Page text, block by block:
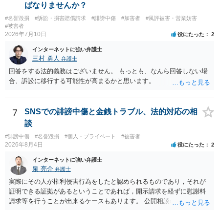
ばなりませんか？
#名誉毀損 #訴訟・損害賠償請求 #誹謗中傷 #加害者
#風評被害・営業妨害
#被害者
2026年7月10日 役にたった 2
インターネットに強い弁護士
三村 勇人 弁護士
回答をする法的義務はございません。 もっとも、なんら回答しない場
合、訴訟に移行する可能性が高まるかと思います。
7
SNSでの誹謗中傷と金銭トラブル、法的対応の相
談
#誹謗中傷 #名誉毀損 #個人・プライベート #被害者
2026年8月4日 役にたった 2
インターネットに強い弁護士
泉 亮介 弁護士
実際にその人が権利侵害行為をしたと認められるものであり，それが
証明できる証拠があるということであれば，開示請求を経ずに慰謝料
請求等を行うことが出来るケースもあります。 公開相談の場では回答